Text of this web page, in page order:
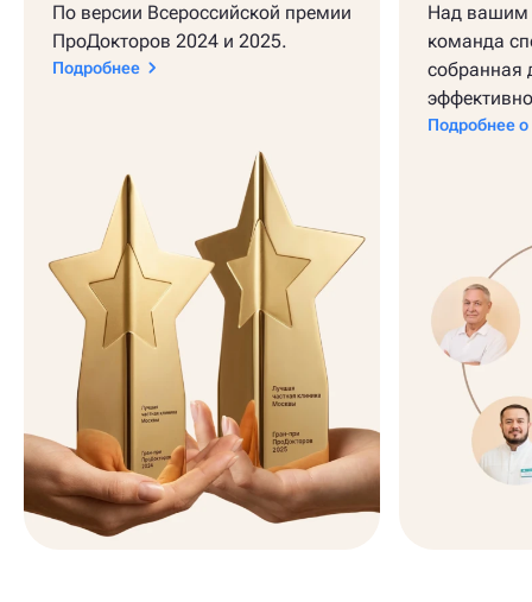
По версии Всероссийской премии
ПроДокторов 2024 и 2025.
Подробнее
Над вашим
команда
собранная
Подробнее о